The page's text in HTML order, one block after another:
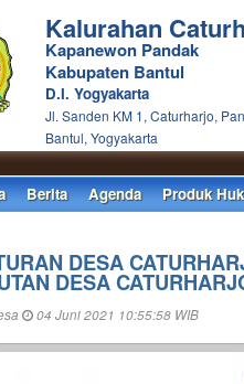
Kalurahan
Kapanewon Pandak
Kabupaten Bantul
D.I. Yogyakarta
Jl. Sanden KM 1, Caturharjo,
Bantul, Yogyakarta
Berita Agenda Produk
DESA
DESA
04 Juni 2021 10:55:58 WIB